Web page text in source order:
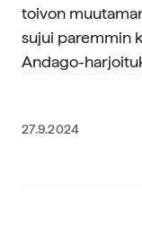
toivon
sujui paremmin
Andago-
27.9.2024